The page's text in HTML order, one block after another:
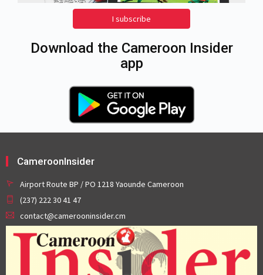
I subscribe
Download the Cameroon Insider
app
CameroonInsider
Airport Route BP / PO 1218 Yaounde Cameroon
(237) 222 30 41 47
contact@camerooninsider.cm